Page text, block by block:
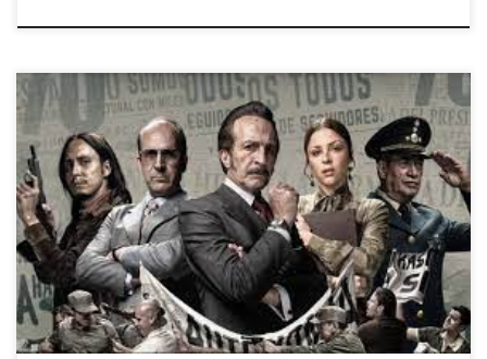
La realtà romanzesca si spoglia per diventare
documento C’È una serie importante che continuo a
consigliare: è Un Extrano enemigo di Gabriel Ripstein
giunta alla seconda stagione sulla piattaforma Prime,
non tradotta, se non nei sottotitoli, in italiano. Come ho
già accennato nella sezione dei film in breve-
https://guidoschittone.com/ftm-film-fuori-tempo-
massimo/– attraverso […]